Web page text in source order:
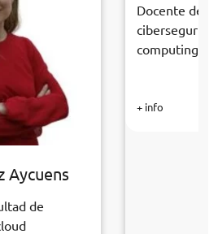
Aycuens
de
Docente de
computing
+ info